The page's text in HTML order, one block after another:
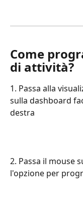
Come
di attività?
1. Passa alla
sulla dashboard
destra
2. Passa il mouse
l'opzione per